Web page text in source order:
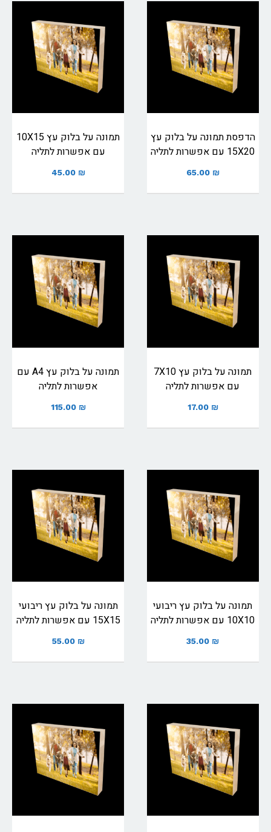
הדפסת תמונה על בלוק עץ
15X20 עם אפשרות לתליה
65.00 ₪
תמונה על בלוק עץ 10X15
עם אפשרות לתליה
45.00 ₪
תמונה על בלוק עץ 7X10
עם אפשרות לתליה
17.00 ₪
תמונה על בלוק עץ A4 עם
אפשרות לתליה
115.00 ₪
תמונה על בלוק עץ ריבועי
10X10 עם אפשרות לתליה
35.00 ₪
תמונה על בלוק עץ ריבועי
15X15 עם אפשרות לתליה
55.00 ₪